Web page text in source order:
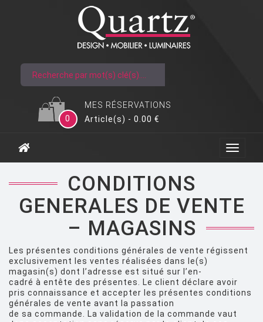
MES RÉSERVATIONS
0
Article(s) - 0.00 €
CONDITIONS
GENERALES DE VENTE
– MAGASINS
Les présentes conditions générales de vente régissent
exclusivement les ventes réalisées dans le(s)
magasin(s) dont l’adresse est situé sur l’en-
cadré à entête des présentes. Le client déclare avoir
pris connaissance et accepter les présentes conditions
générales de vente avant la passation
de sa commande. La validation de la commande vaut